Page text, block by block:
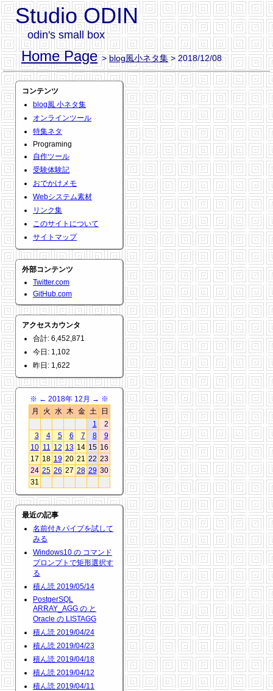
Studio ODIN
odin's small box
Home Page >blog風小ネタ集> 2018/12/08
コンテンツ
blog風 小ネタ集
オンラインツール
特集ネタ
Programing
自作ツール
受験体験記
おでかけメモ
Webシステム素材
リンク集
このサイトについて
サイトマップ
外部コンテンツ
Twitter.com
GitHub.com
アクセスカウンタ
合計: 6,452,871
今日: 1,102
昨日: 1,622
※ ← 2018年 12月 → ※
月
火 水 木 金 土
日
1
2
3
4 5 6 7 8
9
10 11 12 13 14 15 16
17 18 19 20 21 22 23
24 25 26 27 28 29 30
31
最近の記事
名前付きパイプを試して
みる
Windows10 の コマンド
プロンプトで矩形選択す
る
積ん読 2019/05/14
PostgerSQL
ARRAY_AGG の と
Oracle の LISTAGG
積ん読 2019/04/24
積ん読 2019/04/23
積ん読 2019/04/18
積ん読 2019/04/12
積ん読 2019/04/11